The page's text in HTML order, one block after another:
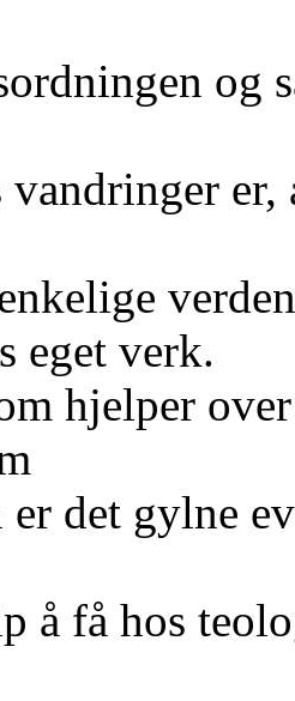
og
vandringer
eget verk.
hjelper
det gylne
å få hos